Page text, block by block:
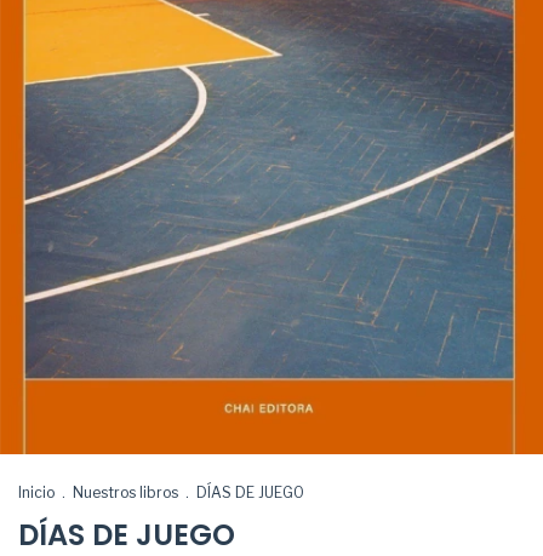
Inicio . Nuestros libros . DÍAS DE JUEGO
DÍAS DE JUEGO